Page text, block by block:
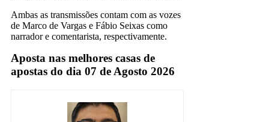
Ambas as transmissões contam com as vozes
de Marco de Vargas e Fábio Seixas como
narrador e comentarista, respectivamente.
Aposta nas melhores casas de
apostas do dia 07 de Agosto 2026